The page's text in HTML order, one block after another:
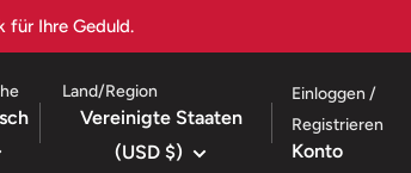
Küche
Land/Region
Vereinigte Staaten
(USD $)
Einloggen /
Registrieren
Konto